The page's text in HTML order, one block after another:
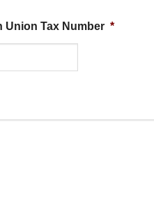
Union Tax Number *